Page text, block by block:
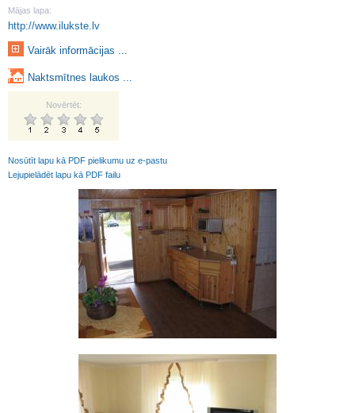
Mājas lapa:
http://www.ilukste.lv
Vairāk informācijas ...
Naktsmītnes laukos ...
Novērtēt:
Nosūtīt lapu kā PDF pielikumu uz e-pastu
Lejupielādēt lapu kā PDF failu